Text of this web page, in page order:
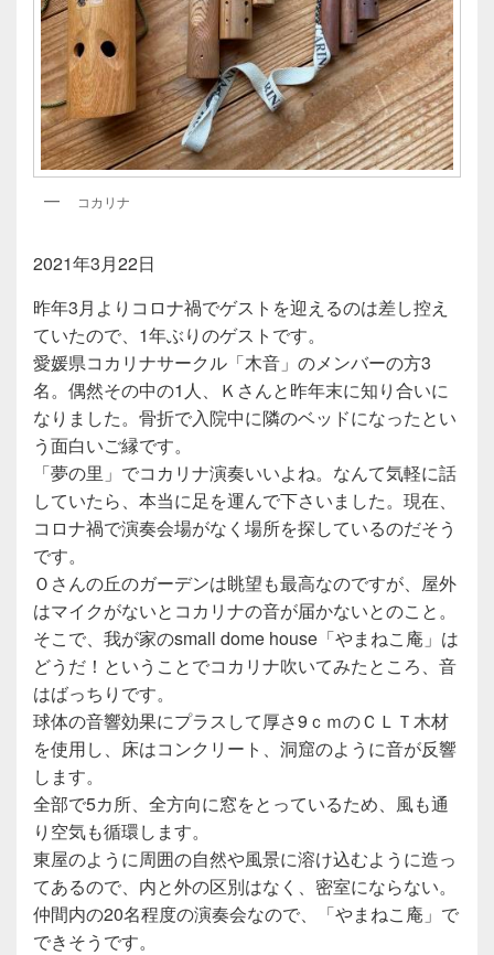
コカリナ
2021年3月22日
昨年3月よりコロナ禍でゲストを迎えるのは差し控え
ていたので、1年ぶりのゲストです。
愛媛県コカリナサークル「木音」のメンバーの方3
名。偶然その中の1人、Ｋさんと昨年末に知り合いに
なりました。骨折で入院中に隣のベッドになったとい
う面白いご縁です。
「夢の里」でコカリナ演奏いいよね。なんて気軽に話
していたら、本当に足を運んで下さいました。現在、
コロナ禍で演奏会場がなく場所を探しているのだそう
です。
Ｏさんの丘のガーデンは眺望も最高なのですが、屋外
はマイクがないとコカリナの音が届かないとのこと。
そこで、我が家のsmall dome house「やまねこ庵」は
どうだ！ということでコカリナ吹いてみたところ、音
はばっちりです。
球体の音響効果にプラスして厚さ9ｃｍのＣＬＴ木材
を使用し、床はコンクリート、洞窟のように音が反響
します。
全部で5カ所、全方向に窓をとっているため、風も通
り空気も循環します。
東屋のように周囲の自然や風景に溶け込むように造っ
てあるので、内と外の区別はなく、密室にならない。
仲間内の20名程度の演奏会なので、「やまねこ庵」で
できそうです。